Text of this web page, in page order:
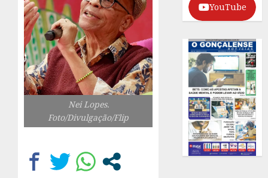
Nei Lopes.
Foto/Divulgação/Flip
YouTube